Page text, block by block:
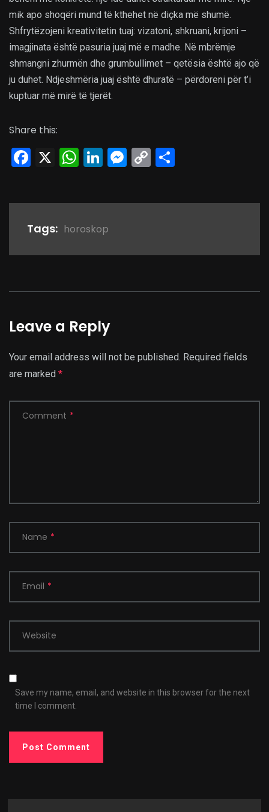
mik apo shoqëri mund të kthehet në diçka më shumë.
Shfrytëzojeni kreativitetin tuaj: vizatoni, shkruani, krijoni –
imagjinata është pasuria juaj më e madhe. Në mbrëmje
shmangni zhurmën dhe grumbullimet – qetësia është ajo që
ju duhet. Ndjeshmëria juaj është dhuratë – përdoreni për t’i
kuptuar më mirë të tjerët.
Share this:
Facebook
X WhatsApp
LinkedIn
Messenger
Copy
Link
Tags: horoskop
Leave a Reply
Your email address will not be published. Required fields
are marked *
Comment *
Name *
Email *
Website
Save my name, email, and website in this browser for the next
time I comment.